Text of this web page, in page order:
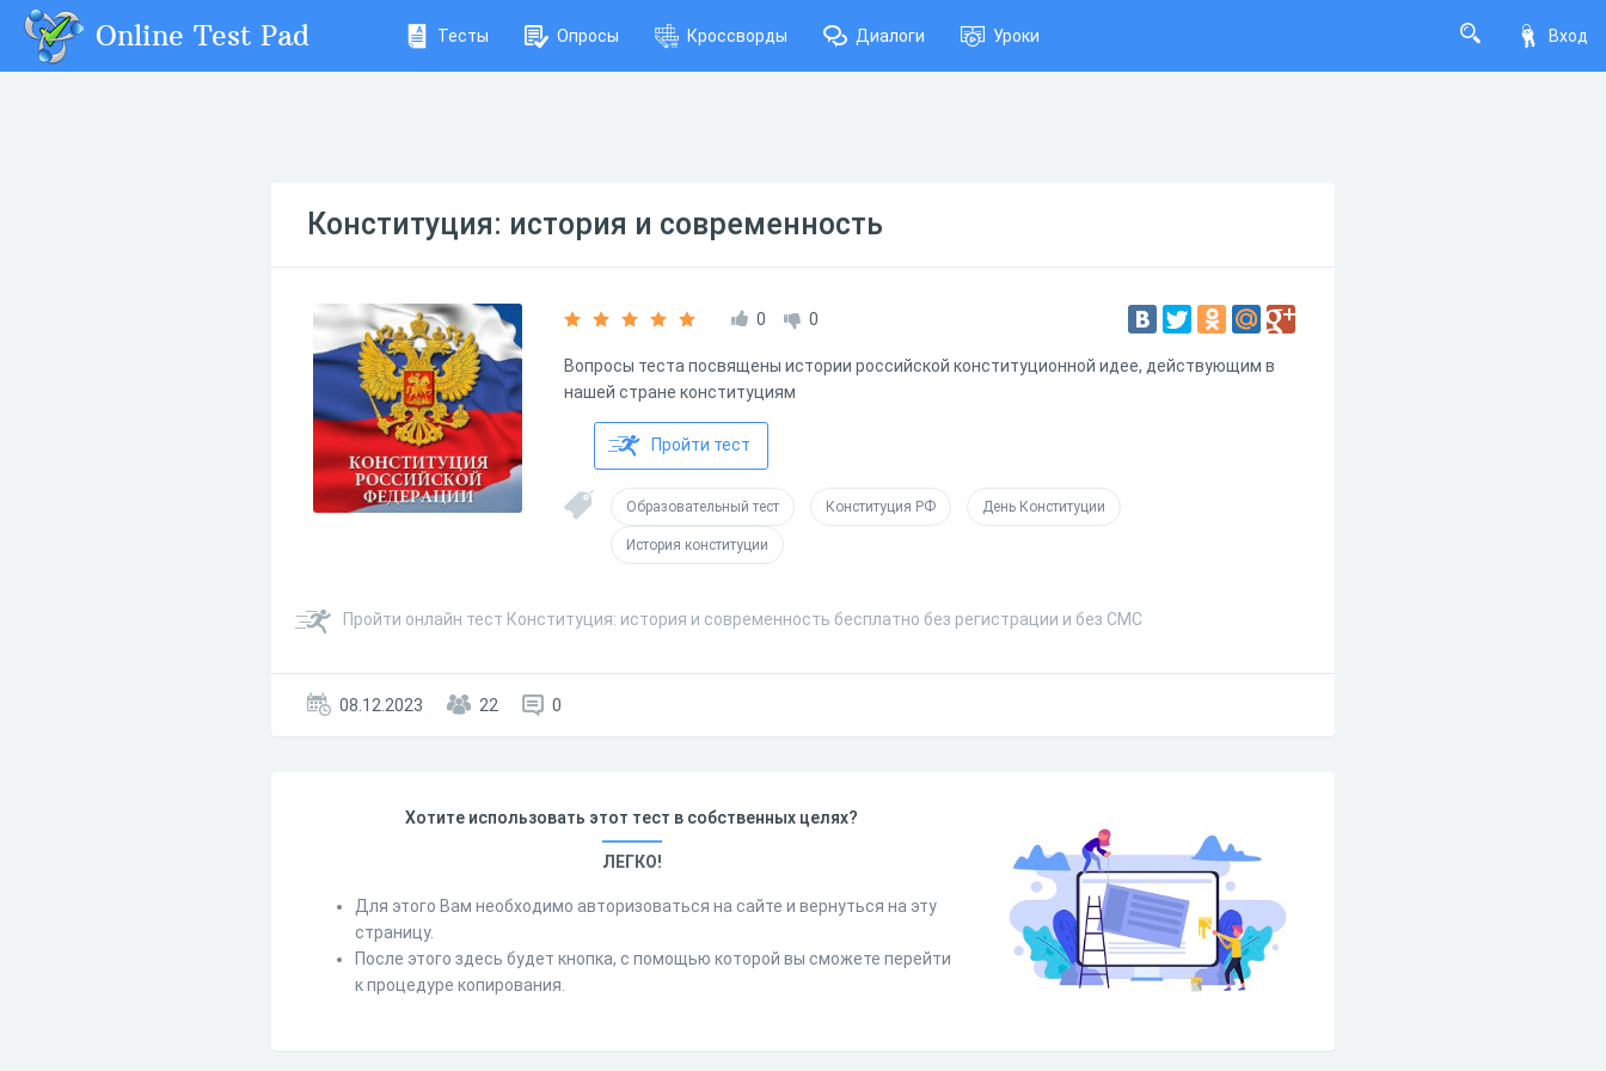
Вход
Online Test Pad Тесты Опросы Кроссворды Диалоги Уроки
Конституция: история и современность
0 0
Вопросы теста посвящены истории российской конституционной идее, действующим в
нашей стране конституциям
Пройти тест
Образовательный тест Конституция РФ День Конституции
История конституции
Пройти онлайн тест Конституция: история и современность бесплатно без регистрации и без СМС
08.12.2023 22 0
Хотите использовать этот тест в собственных целях?
ЛЕГКО!
Для этого Вам необходимо авторизоваться на сайте и вернуться на эту
страницу.
После этого здесь будет кнопка, с помощью которой вы сможете перейти
к процедуре копирования.